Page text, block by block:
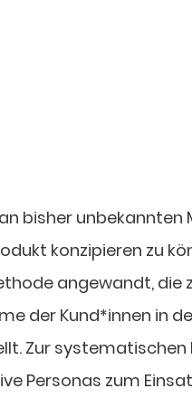
bisher
konzipieren zu
angewandt, die
der Kund*innen in
Zur systematischen
Personas zum